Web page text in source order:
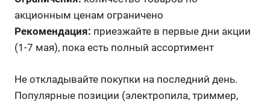
акционным ценам ограничено
Рекомендация: приезжайте в первые дни акции
(1-7 мая), пока есть полный ассортимент
Не откладывайте покупки на последний день.
Популярные позиции (электропила, триммер,